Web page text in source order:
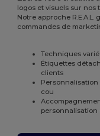
logos et visuels sur nos
Notre approche
commandes de
Techniques
Étiquettes
clients
cou
personnalisation